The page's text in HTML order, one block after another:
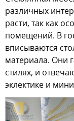
различных
расти, так как
помещений. В
вписываются
материала. Они
стилях, и
эклектике и